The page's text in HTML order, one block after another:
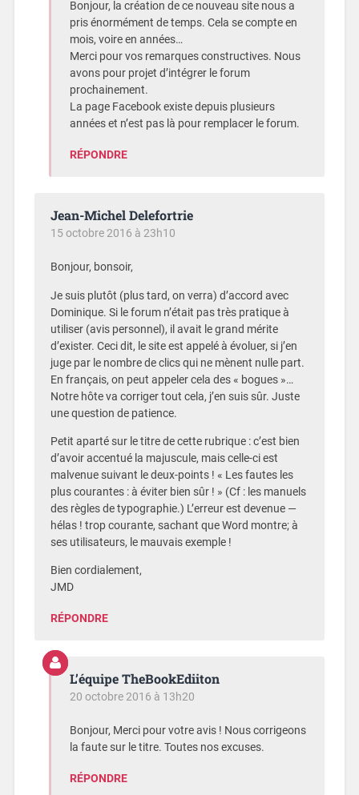
Bonjour, la création de ce nouveau site nous a
pris énormément de temps. Cela se compte en
mois, voire en années…
Merci pour vos remarques constructives. Nous
avons pour projet d’intégrer le forum
prochainement.
La page Facebook existe depuis plusieurs
années et n’est pas là pour remplacer le forum.
RÉPONDRE
Jean-Michel Delefortrie
15 octobre 2016 à 23h10
Bonjour, bonsoir,
Je suis plutôt (plus tard, on verra) d’accord avec
Dominique. Si le forum n’était pas très pratique à
utiliser (avis personnel), il avait le grand mérite
d’exister. Ceci dit, le site est appelé à évoluer, si j’en
juge par le nombre de clics qui ne mènent nulle part.
En français, on peut appeler cela des « bogues »…
Notre hôte va corriger tout cela, j’en suis sûr. Juste
une question de patience.
Petit aparté sur le titre de cette rubrique : c’est bien
d’avoir accentué la majuscule, mais celle-ci est
malvenue suivant le deux-points ! « Les fautes les
plus courantes : à éviter bien sûr ! » (Cf : les manuels
des règles de typographie.) L’erreur est devenue —
hélas ! trop courante, sachant que Word montre; à
ses utilisateurs, le mauvais exemple !
Bien cordialement,
JMD
RÉPONDRE
L’équipe TheBookEdiiton
20 octobre 2016 à 13h20
Bonjour, Merci pour votre avis ! Nous corrigeons
la faute sur le titre. Toutes nos excuses.
RÉPONDRE